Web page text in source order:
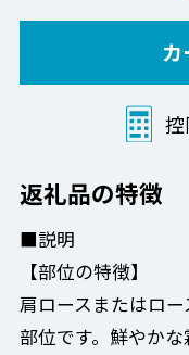
カ
返礼品の特徴
■説明
【部位の特徴】
肩ロースまたはロ
部位です。鮮やか